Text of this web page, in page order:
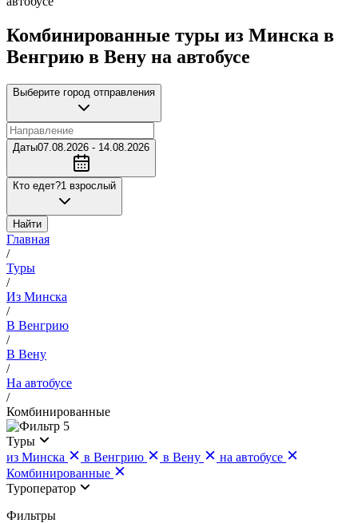
Комбинированные туры из Минска в
Венгрию в Вену на автобусе
Выберите город отправления
Даты07.08.2026 - 14.08.2026
Кто едет?1 взрослый
Найти
Главная
/
Туры
/
Из Минска
/
В Венгрию
/
В Вену
/
На автобусе
/
Комбинированные
5
Туры
из Минска
в Венгрию в Вену
на автобусе
Комбинированные
Туроператор
Фильтры